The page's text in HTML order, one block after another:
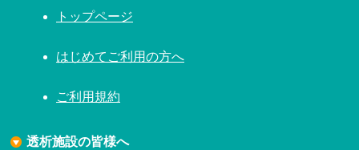
トップページ
はじめてご利用の方へ
ご利用規約
透析施設の皆様へ